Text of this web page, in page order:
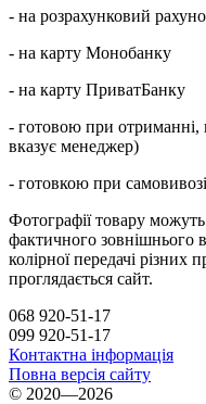
- на розрахунковий
- на карту Монобанку
- на карту ПриватБанку
- готовою при отриманні,
вказує менеджер)
- готовкою при самовивозі
Фотографії товару можуть
фактичного зовнішнього
колірної передачі різних
проглядається сайт.
068 920-51-17
099 920-51-17
Контактна інформація
Повна версія сайту
© 2020—2026